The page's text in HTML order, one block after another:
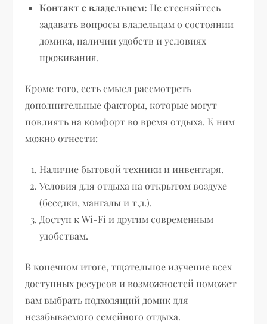
Контакт с владельцем: Не стесняйтесь
задавать вопросы владельцам о состоянии
домика, наличии удобств и условиях
проживания.
Кроме того, есть смысл рассмотреть
дополнительные факторы, которые могут
повлиять на комфорт во время отдыха. К ним
можно отнести:
Наличие бытовой техники и инвентаря.
Условия для отдыха на открытом воздухе
(беседки, мангалы и т.д.).
Доступ к Wi-Fi и другим современным
удобствам.
В конечном итоге, тщательное изучение всех
доступных ресурсов и возможностей поможет
вам выбрать подходящий домик для
незабываемого семейного отдыха.